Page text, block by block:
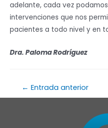
adelante, cada vez
intervenciones que nos
pacientes a todo nivel y en
Dra. Paloma Rodríguez
← Entrada anterior